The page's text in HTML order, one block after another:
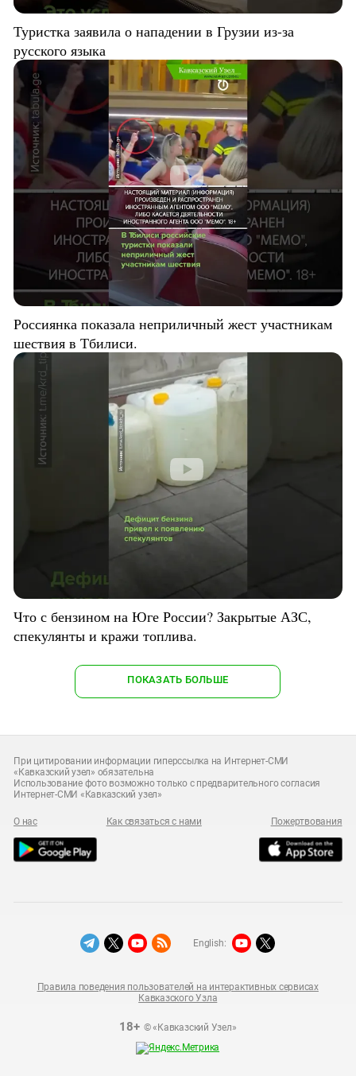
Туристка заявила о нападении в Грузии из-за
русского языка
Россиянка показала неприличный жест участникам
шествия в Тбилиси.
Что с бензином на Юге России? Закрытые АЗС,
спекулянты и кражи топлива.
ПОКАЗАТЬ БОЛЬШЕ
При цитировании информации гиперссылка на Интернет-СМИ
«Кавказский узел» обязательна
Использование фото возможно только с предварительного согласия
Интернет-СМИ «Кавказский узел»
О нас Как связаться с нами Пожертвования
18+© «Кавказский Узел»
Правила поведения пользователей на интерактивных сервисах
Кавказского Узла
English: